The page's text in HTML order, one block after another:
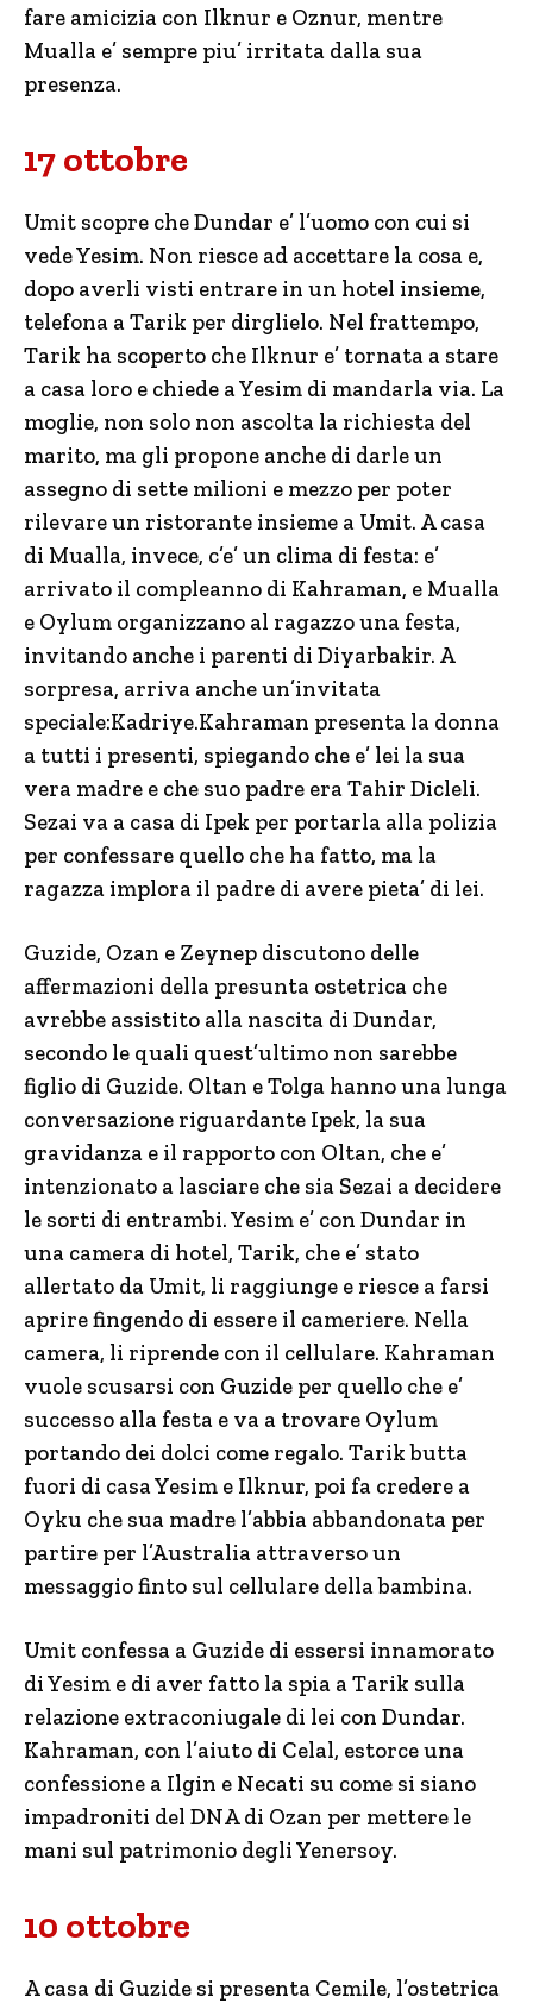
fare amicizia con Ilknur e Oznur, mentre
Mualla e’ sempre piu’ irritata dalla sua
presenza.
17 ottobre
Umit scopre che Dundar e’ l’uomo con cui si
vede Yesim. Non riesce ad accettare la cosa e,
dopo averli visti entrare in un hotel insieme,
telefona a Tarik per dirglielo. Nel frattempo,
Tarik ha scoperto che Ilknur e’ tornata a stare
a casa loro e chiede a Yesim di mandarla via. La
moglie, non solo non ascolta la richiesta del
marito, ma gli propone anche di darle un
assegno di sette milioni e mezzo per poter
rilevare un ristorante insieme a Umit. A casa
di Mualla, invece, c’e’ un clima di festa: e’
arrivato il compleanno di Kahraman, e Mualla
e Oylum organizzano al ragazzo una festa,
invitando anche i parenti di Diyarbakir. A
sorpresa, arriva anche un’invitata
speciale:Kadriye.Kahraman presenta la donna
a tutti i presenti, spiegando che e’ lei la sua
vera madre e che suo padre era Tahir Dicleli.
Sezai va a casa di Ipek per portarla alla polizia
per confessare quello che ha fatto, ma la
ragazza implora il padre di avere pieta’ di lei.
Guzide, Ozan e Zeynep discutono delle
affermazioni della presunta ostetrica che
avrebbe assistito alla nascita di Dundar,
secondo le quali quest’ultimo non sarebbe
figlio di Guzide. Oltan e Tolga hanno una lunga
conversazione riguardante Ipek, la sua
gravidanza e il rapporto con Oltan, che e’
intenzionato a lasciare che sia Sezai a decidere
le sorti di entrambi. Yesim e’ con Dundar in
una camera di hotel, Tarik, che e’ stato
allertato da Umit, li raggiunge e riesce a farsi
aprire fingendo di essere il cameriere. Nella
camera, li riprende con il cellulare. Kahraman
vuole scusarsi con Guzide per quello che e’
successo alla festa e va a trovare Oylum
portando dei dolci come regalo. Tarik butta
fuori di casa Yesim e Ilknur, poi fa credere a
Oyku che sua madre l’abbia abbandonata per
partire per l’Australia attraverso un
messaggio finto sul cellulare della bambina.
Umit confessa a Guzide di essersi innamorato
di Yesim e di aver fatto la spia a Tarik sulla
relazione extraconiugale di lei con Dundar.
Kahraman, con l’aiuto di Celal, estorce una
confessione a Ilgin e Necati su come si siano
impadroniti del DNA di Ozan per mettere le
mani sul patrimonio degli Yenersoy.
10 ottobre
A casa di Guzide si presenta Cemile, l’ostetrica